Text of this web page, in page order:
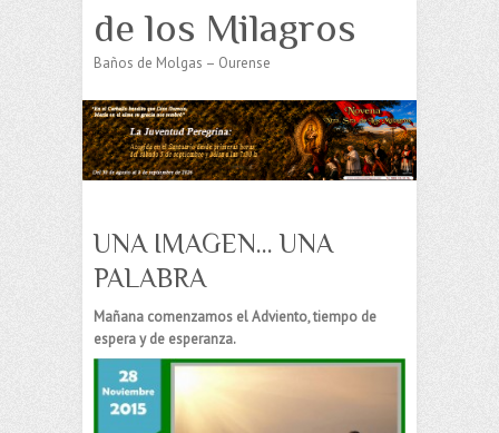
de los Milagros
Baños de Molgas – Ourense
UNA IMAGEN… UNA
PALABRA
Mañana comenzamos el Adviento, tiempo de
espera y de esperanza.